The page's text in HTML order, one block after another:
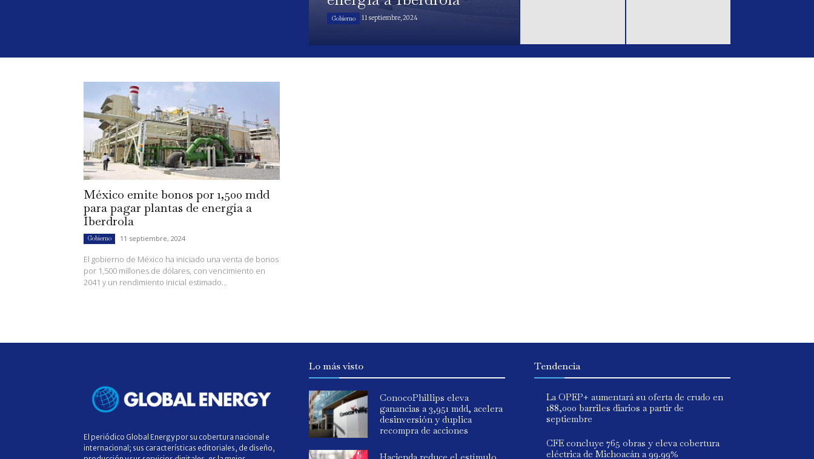
Gobierno 11 septiembre, 2024
México emite bonos por 1,500 mdd
para pagar plantas de energía a
Iberdrola
Gobierno 11 septiembre, 2024
El gobierno de México ha iniciado una venta de bonos
por 1,500 millones de dólares, con vencimiento en
2041 y un rendimiento inicial estimado...
El periódico Global Energy por su cobertura nacional e
internacional; sus características editoriales, de diseño,
Lo más visto
ConocoPhillips eleva
ganancias a 3,951 mdd, acelera
desinversión y duplica
recompra de acciones
Tendencia
La OPEP+ aumentará su oferta de crudo en
188,000 barriles diarios a partir de
septiembre
CFE concluye 765 obras y eleva cobertura
eléctrica de Michoacán a 99.99%